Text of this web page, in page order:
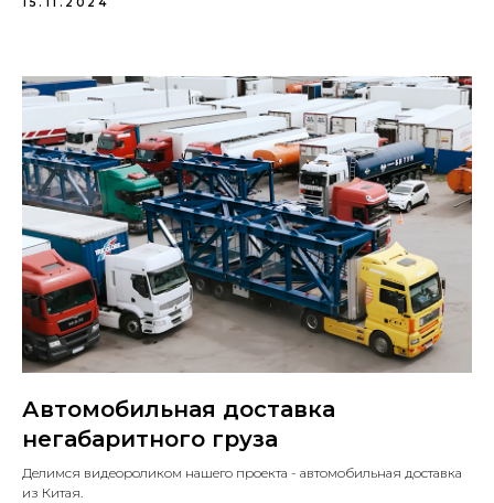
Автомобильная доставка
негабаритного груза
Делимся видеороликом нашего проекта - автомобильная доставка
из Китая.